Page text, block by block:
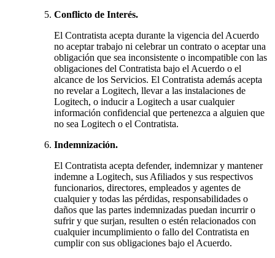
Conflicto de Interés.
El Contratista acepta durante la vigencia del Acuerdo
no aceptar trabajo ni celebrar un contrato o aceptar una
obligación que sea inconsistente o incompatible con las
obligaciones del Contratista bajo el Acuerdo o el
alcance de los Servicios. El Contratista además acepta
no revelar a Logitech, llevar a las instalaciones de
Logitech, o inducir a Logitech a usar cualquier
información confidencial que pertenezca a alguien que
no sea Logitech o el Contratista.
Indemnización.
El Contratista acepta defender, indemnizar y mantener
indemne a Logitech, sus Afiliados y sus respectivos
funcionarios, directores, empleados y agentes de
cualquier y todas las pérdidas, responsabilidades o
daños que las partes indemnizadas puedan incurrir o
sufrir y que surjan, resulten o estén relacionados con
cualquier incumplimiento o fallo del Contratista en
cumplir con sus obligaciones bajo el Acuerdo.